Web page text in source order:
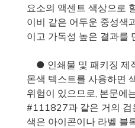
요소의 액센트 색상으로
이비 같은 어두운 중성색
이고 가독성 높은 결과를
● 인쇄물 및 패키징 제
몬색 텍스트를 사용하면
위험이 있으므로, 본문에
#111827과 같은 거의 검
색은 아이콘이나 라벨 블